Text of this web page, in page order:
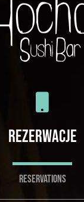
REZERWACJE
RESERVATIONS